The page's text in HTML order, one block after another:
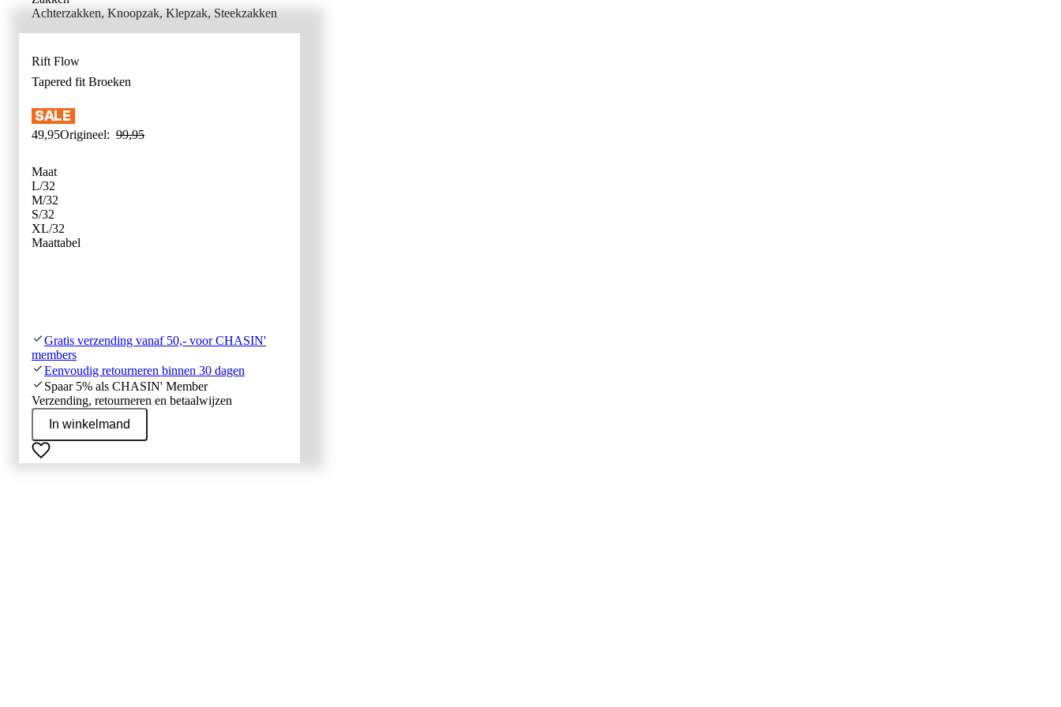
Achterzakken, Knoopzak, Klepzak, Steekzakken
Rift Flow
Tapered fit Broeken
49,95Origineel: 99,95
Maat
L/32
M/32
S/32
XL/32
Maattabel
Gratis verzending vanaf 50,- voor CHASIN'
members
Eenvoudig retourneren binnen 30 dagen
Spaar 5% als CHASIN' Member
Verzending, retourneren en betaalwijzen
In winkelmand